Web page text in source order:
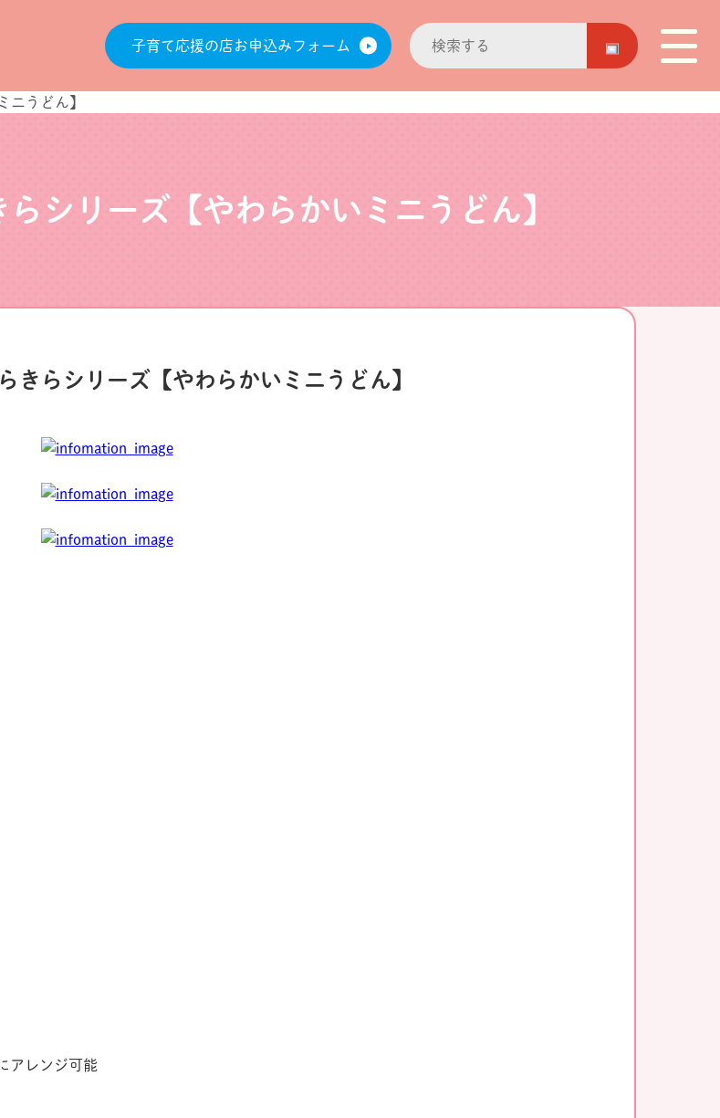
子育て応援の店お申込みフォーム
ニうどん】
シリーズ【やわらかいミニうどん】
きらシリーズ【やわらかいミニうどん】
アレンジ可能